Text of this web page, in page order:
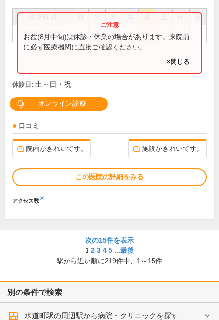
祝
8:30～17:15 ● ● ● ● ●
お盆(8月中旬)は休診・休業の場合があります。来院前
に必ず医療機関に直接ご確認ください。
×閉じる
休診日: 土～日・祝
オンライン診療
口コミ
院内がきれいです。 施設がきれいです。
この医院の詳細をみる
アクセス数※
次の15件を表示
1 2 3 4 5
最後
駅から近い順に219件中、 1～15件
別の条件で検索
水道町駅の周辺駅から病院・クリニックを探す